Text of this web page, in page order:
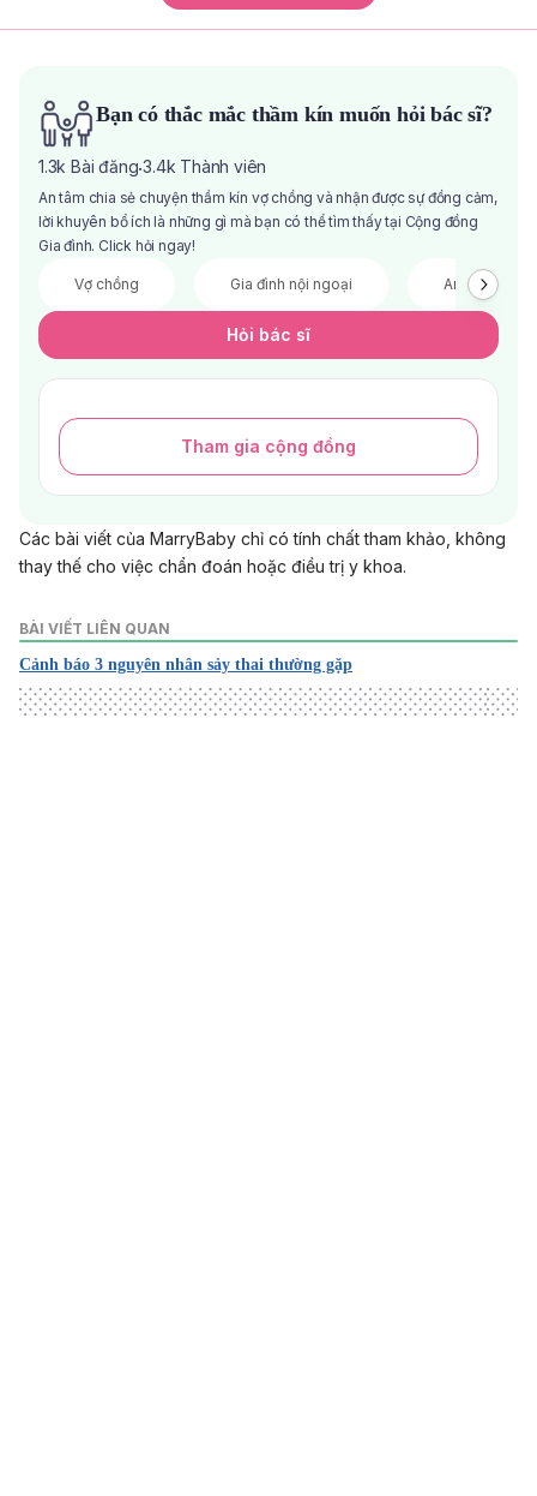
Bạn có thắc mắc thầm kín muốn hỏi bác sĩ?
1.3k Bài đăng·3.4k Thành viên
An tâm chia sẻ chuyện thầm kín vợ chồng và nhận được sự đồng cảm,
lời khuyên bổ ích là những gì mà bạn có thể tìm thấy tại Cộng đồng
Gia đình. Click hỏi ngay!
Vợ chồng Gia đình nội ngoại Anh chị em
Hỏi bác sĩ
Tham gia cộng đồng
Các bài viết của MarryBaby chỉ có tính chất tham khảo, không
thay thế cho việc chẩn đoán hoặc điều trị y khoa.
BÀI VIẾT LIÊN QUAN
Cảnh báo 3 nguyên nhân sảy thai thường gặp